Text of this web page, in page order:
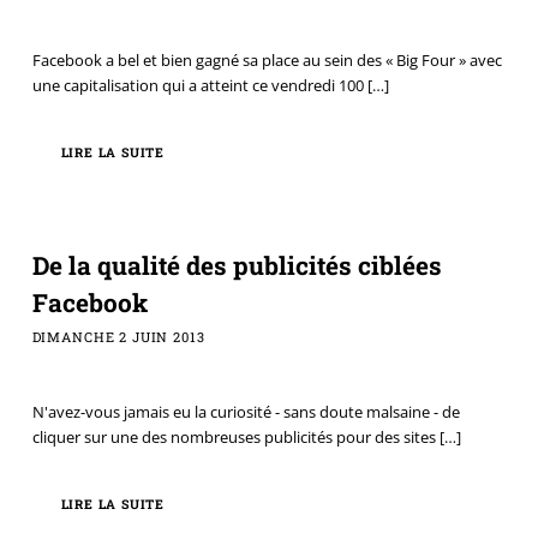
Facebook a bel et bien gagné sa place au sein des « Big Four » avec
une capitalisation qui a atteint ce vendredi 100[…]
LIRE LA SUITE
De la qualité des publicités ciblées
Facebook
DIMANCHE 2 JUIN 2013
N'avez-vous jamais eu la curiosité - sans doute malsaine - de
cliquer sur une des nombreuses publicités pour des sites[…]
LIRE LA SUITE